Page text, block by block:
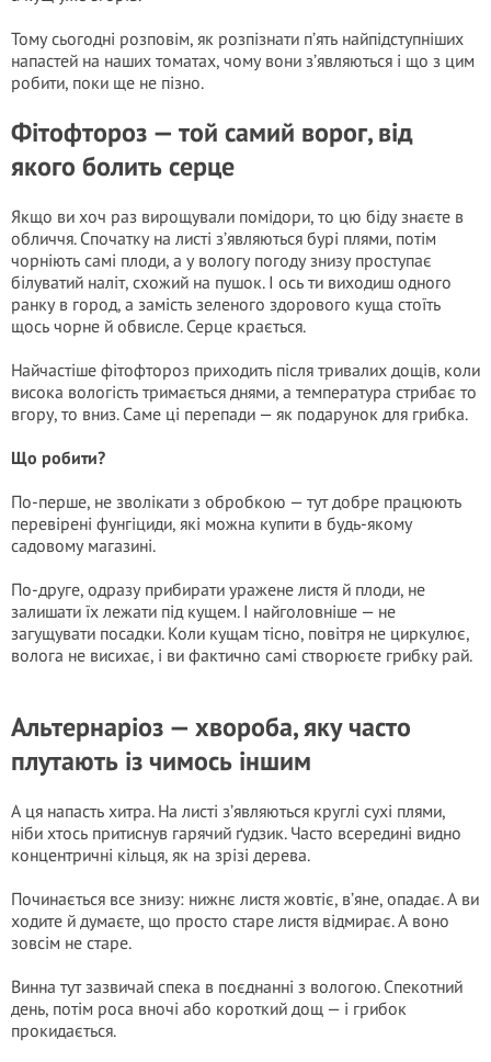
Тому сьогодні розповім, як розпізнати п’ять найпідступніших
напастей на наших томатах, чому вони з’являються і що з цим
робити, поки ще не пізно.
Фітофтороз — той самий ворог, від
якого болить серце
Якщо ви хоч раз вирощували помідори, то цю біду знаєте в
обличчя. Спочатку на листі з’являються бурі плями, потім
чорніють самі плоди, а у вологу погоду знизу проступає
білуватий наліт, схожий на пушок. І ось ти виходиш одного
ранку в город, а замість зеленого здорового куща стоїть
щось чорне й обвисле. Серце крається.
Найчастіше фітофтороз приходить після тривалих дощів, коли
висока вологість тримається днями, а температура стрибає то
вгору, то вниз. Саме ці перепади — як подарунок для грибка.
Що робити?
По-перше, не зволікати з обробкою — тут добре працюють
перевірені фунгіциди, які можна купити в будь-якому
садовому магазині.
По-друге, одразу прибирати уражене листя й плоди, не
залишати їх лежати під кущем. І найголовніше — не
загущувати посадки. Коли кущам тісно, повітря не циркулює,
волога не висихає, і ви фактично самі створюєте грибку рай.
Альтернаріоз — хвороба, яку часто
плутають із чимось іншим
А ця напасть хитра. На листі з’являються круглі сухі плями,
ніби хтось притиснув гарячий ґудзик. Часто всередині видно
концентричні кільця, як на зрізі дерева.
Починається все знизу: нижнє листя жовтіє, в’яне, опадає. А ви
ходите й думаєте, що просто старе листя відмирає. А воно
зовсім не старе.
Винна тут зазвичай спека в поєднанні з вологою. Спекотний
день, потім роса вночі або короткий дощ — і грибок
прокидається.